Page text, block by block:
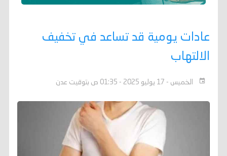
عادات يومية قد تساعد في تخفيف
الالتهاب
الخميس - 17 يوليو 2025 - 01:35 ص بتوقيت عدن